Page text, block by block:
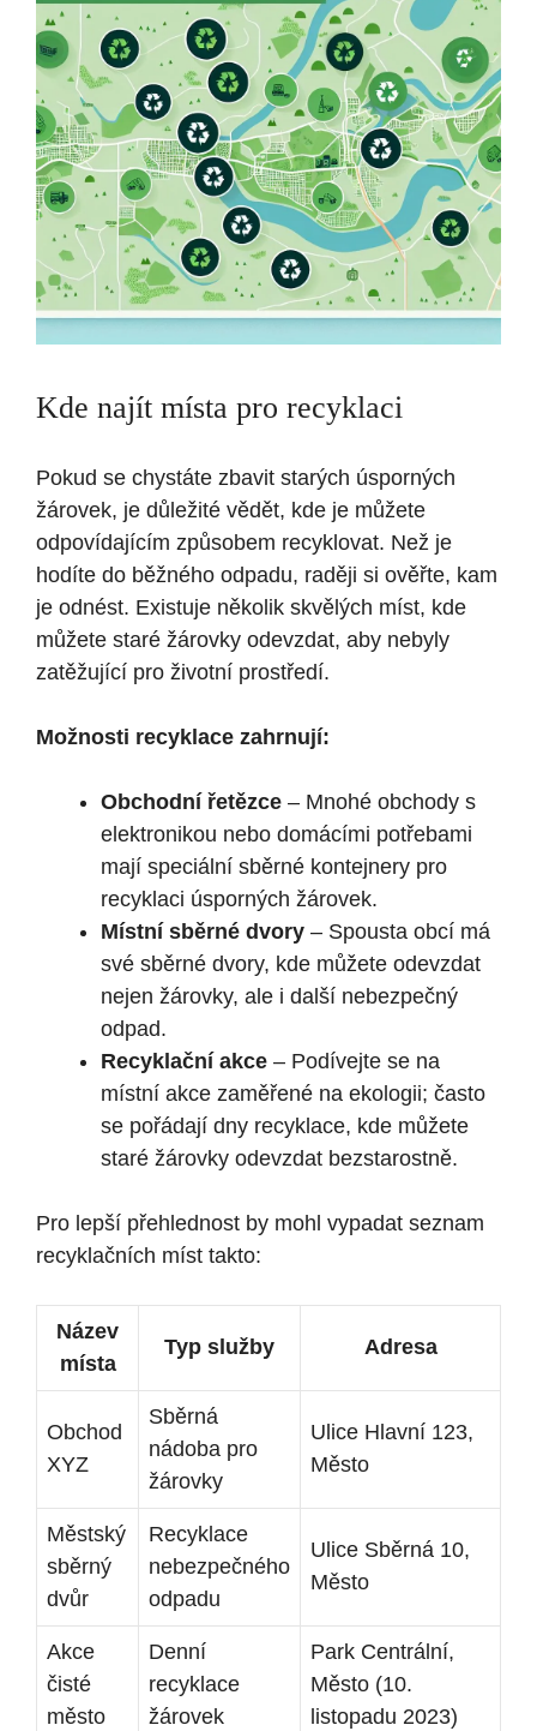
Kde najít místa pro recyklaci
Pokud se chystáte zbavit starých úsporných
žárovek, je důležité vědět, kde je můžete
odpovídajícím způsobem recyklovat. Než je
hodíte do běžného odpadu, raději si ověřte, kam
je odnést. Existuje několik skvělých míst, kde
můžete staré žárovky odevzdat, aby nebyly
zatěžující pro životní prostředí.
Možnosti recyklace zahrnují:
Obchodní řetězce – Mnohé obchody s
elektronikou nebo domácími potřebami
mají speciální sběrné kontejnery pro
recyklaci úsporných žárovek.
Místní sběrné dvory – Spousta obcí má
své sběrné dvory, kde můžete odevzdat
nejen žárovky, ale i další nebezpečný
odpad.
Recyklační akce – Podívejte se na
místní akce zaměřené na ekologii; často
se pořádají dny recyklace, kde můžete
staré žárovky odevzdat bezstarostně.
Pro lepší přehlednost by mohl vypadat seznam
recyklačních míst takto:
Název
místa
Typ služby Adresa
Obchod
XYZ
Sběrná
nádoba pro
žárovky
Ulice Hlavní 123,
Město
Městský
sběrný
dvůr
Recyklace
nebezpečného
odpadu
Ulice Sběrná 10,
Město
Akce
čisté
město
Denní
recyklace
žárovek
Park Centrální,
Město (10.
listopadu 2023)